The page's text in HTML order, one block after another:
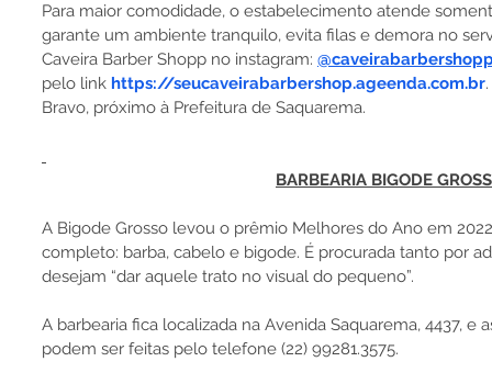
Para maior comodidade, o estabelecimento atende
garante um ambiente tranquilo, evita filas e demora no
Caveira Barber Shopp no instagram:
pelo link https://seucaveirabarbershop.ageenda.com.br
Bravo, próximo à Prefeitura de Saquarema.
BARBEARIA BIGODE
A Bigode Grosso levou o prêmio Melhores do Ano em
completo: barba, cabelo e bigode. É procurada tanto por
desejam “dar aquele trato no visual do pequeno”.
A barbearia fica localizada na Avenida Saquarema, 4437,
podem ser feitas pelo telefone (22) 99281.3575.